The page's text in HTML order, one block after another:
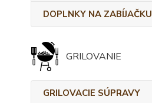
DOPLNKY NA ZABÍJAČKU
GRILOVANIE
GRILOVACIE SÚPRAVY